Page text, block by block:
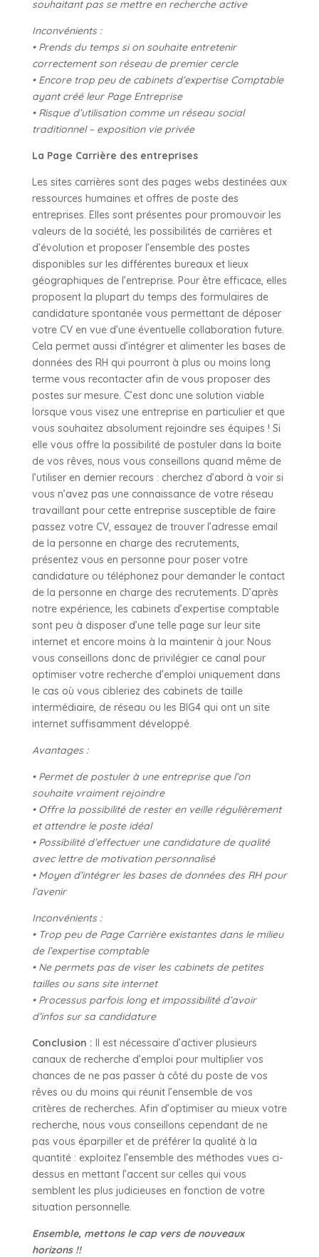
souhaitant pas se mettre en recherche active
Inconvénients :
• Prends du temps si on souhaite entretenir
correctement son réseau de premier cercle
• Encore trop peu de cabinets d’expertise Comptable
ayant créé leur Page Entreprise
• Risque d’utilisation comme un réseau social
traditionnel – exposition vie privée
La Page Carrière des entreprises
Les sites carrières sont des pages webs destinées aux
ressources humaines et offres de poste des
entreprises. Elles sont présentes pour promouvoir les
valeurs de la société, les possibilités de carrières et
d’évolution et proposer l’ensemble des postes
disponibles sur les différentes bureaux et lieux
géographiques de l’entreprise. Pour être efficace, elles
proposent la plupart du temps des formulaires de
candidature spontanée vous permettant de déposer
votre CV en vue d’une éventuelle collaboration future.
Cela permet aussi d’intégrer et alimenter les bases de
données des RH qui pourront à plus ou moins long
terme vous recontacter afin de vous proposer des
postes sur mesure. C’est donc une solution viable
lorsque vous visez une entreprise en particulier et que
vous souhaitez absolument rejoindre ses équipes ! Si
elle vous offre la possibilité de postuler dans la boite
de vos rêves, nous vous conseillons quand même de
l’utiliser en dernier recours : cherchez d’abord à voir si
vous n’avez pas une connaissance de votre réseau
travaillant pour cette entreprise susceptible de faire
passez votre CV, essayez de trouver l’adresse email
de la personne en charge des recrutements,
présentez vous en personne pour poser votre
candidature ou téléphonez pour demander le contact
de la personne en charge des recrutements. D’après
notre expérience, les cabinets d’expertise comptable
sont peu à disposer d’une telle page sur leur site
internet et encore moins à la maintenir à jour. Nous
vous conseillons donc de privilégier ce canal pour
optimiser votre recherche d’emploi uniquement dans
le cas où vous cibleriez des cabinets de taille
intermédiaire, de réseau ou les BIG4 qui ont un site
internet suffisamment développé.
Avantages :
• Permet de postuler à une entreprise que l’on
souhaite vraiment rejoindre
• Offre la possibilité de rester en veille régulièrement
et attendre le poste idéal
• Possibilité d’effectuer une candidature de qualité
avec lettre de motivation personnalisé
• Moyen d’intégrer les bases de données des RH pour
l’avenir
Inconvénients :
• Trop peu de Page Carrière existantes dans le milieu
de l’expertise comptable
• Ne permets pas de viser les cabinets de petites
tailles ou sans site internet
• Processus parfois long et impossibilité d’avoir
d’infos sur sa candidature
Conclusion : Il est nécessaire d’activer plusieurs
canaux de recherche d’emploi pour multiplier vos
chances de ne pas passer à côté du poste de vos
rêves ou du moins qui réunit l’ensemble de vos
critères de recherches. Afin d’optimiser au mieux votre
recherche, nous vous conseillons cependant de ne
pas vous éparpiller et de préférer la qualité à la
quantité : exploitez l’ensemble des méthodes vues ci-
dessus en mettant l’accent sur celles qui vous
semblent les plus judicieuses en fonction de votre
situation personnelle.
Ensemble, mettons le cap vers de nouveaux
horizons !!